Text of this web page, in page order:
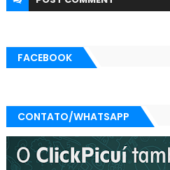
FACEBOOK
CONTATO/WHATSAPP